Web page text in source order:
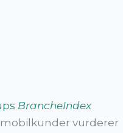
BrancheIndex
vurderer